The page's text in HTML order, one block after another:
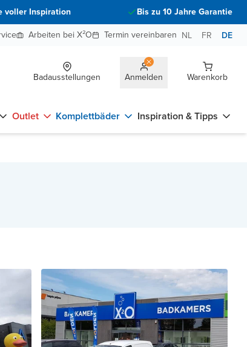
voller Inspiration
Bis zu 10 Jahre Garantie
Arbeiten bei X²O Termin vereinbaren NL FR DE
Badausstellungen Anmelden Warenkorb
Outlet Komplettbäder Inspiration & Tipps